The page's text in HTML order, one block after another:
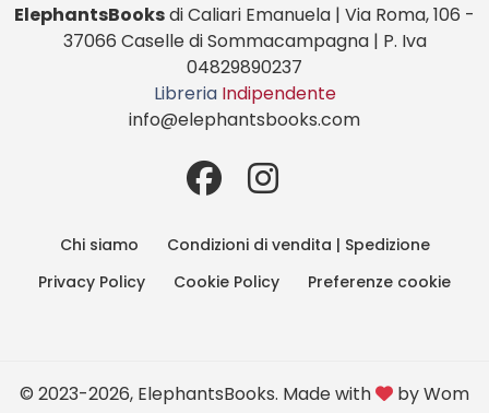
ElephantsBooksdi Caliari Emanuela | Via Roma, 106 -
37066 Caselle di Sommacampagna | P. Iva
04829890237
Libreria Indipendente
info@elephantsbooks.com
Chi siamo
Condizioni di vendita | Spedizione
Privacy Policy
Cookie Policy Preferenze cookie
© 2023-2026, ElephantsBooks. Made with byWom